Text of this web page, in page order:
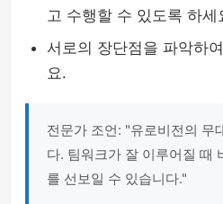
고 수행할 수 있도록 하세
서로의 장단점을 파악하
요.
전문가 조언: "유로비전의 무
다. 팀워크가 잘 이루어질 때
를 선보일 수 있습니다."